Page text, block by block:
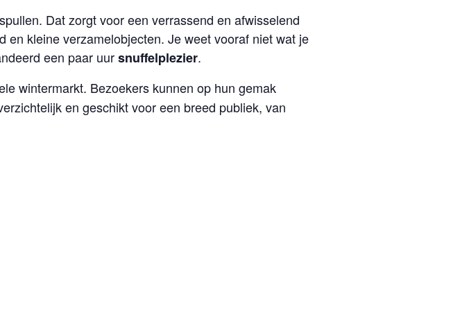
Dat zorgt voor een verrassend en afwisselend
kleine verzamelobjecten. Je weet vooraf niet wat je
een paar uursnuffelplezier.
wintermarkt. Bezoekers kunnen op hun gemak
en geschikt voor een breed publiek, van